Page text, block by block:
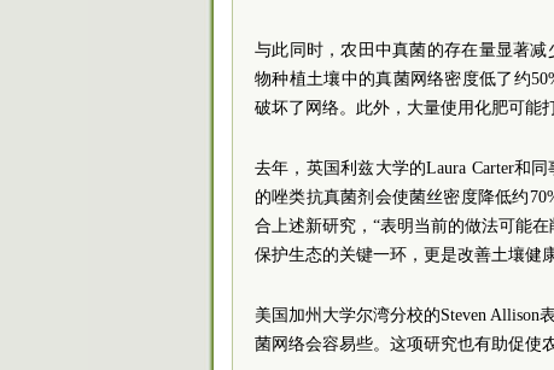
与此同时，农田中真菌的存在量显著
物种植土壤中的真菌网络密度低了约
破坏了网络。此外，大量使用化肥可能
去年，英国利兹大学的Laura Carter和
的唑类抗真菌剂会使菌丝密度降低约
合上述新研究，“表明当前的做法可能
保护生态的关键一环，更是改善土壤健
美国加州大学尔湾分校的Steven
菌网络会容易些。这项研究也有助促使